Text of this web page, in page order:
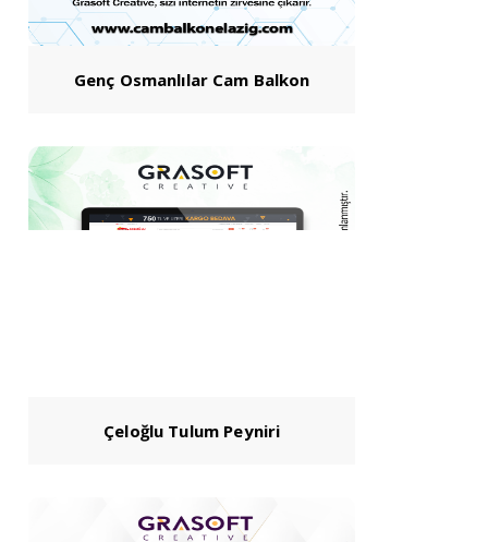
Genç Osmanlılar Cam Balkon
Çeloğlu Tulum Peyniri